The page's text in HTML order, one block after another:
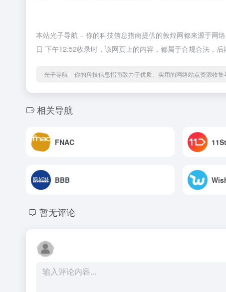
本站光子导航 – 你的科技信息指南提供的敦煌网都来源于网
日 下午12:52收录时，该网页上的内容，都属于合规合法，
光子导航 – 你的科技信息指南致力于优质、实用的网络站点资源收集
相关导航
FNAC
BBB
暂无评论